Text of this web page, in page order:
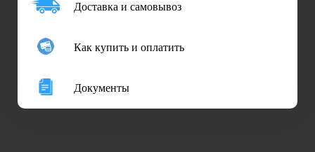
Доставка и самовывоз
Как купить и оплатить
Документы